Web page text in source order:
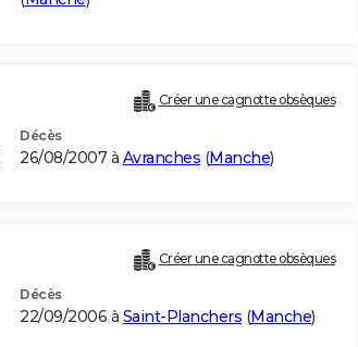
Créer une cagnotte obsèques
Décès
26/08/2007 à Avranches (Manche)
Créer une cagnotte obsèques
Décès
22/09/2006 à Saint-Planchers (Manche)